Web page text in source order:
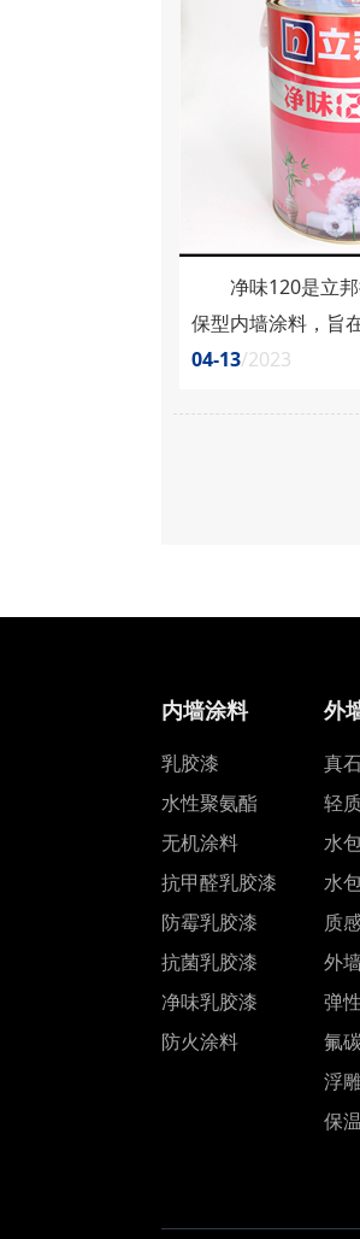
空气质量的今天，
低挥发性有机化合
净味120是立邦
保型内墙涂料，旨
健康、更环保、更
绍。 1. 产品
味120采用先进技
抑制霉菌和细菌的
04-13/2023
内墙涂料
乳胶漆
水性聚氨酯
无机涂料
抗甲醛乳胶漆
防霉乳胶漆
抗菌乳胶漆
净味乳胶漆
防火涂料
外
真
轻
水
水
质
外
弹
氟
浮
保